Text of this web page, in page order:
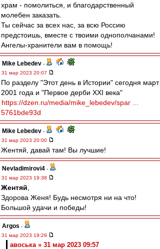
храм - помолиться, и благодарственный
молебен заказать.
Ты сейчас за всех нас, за всю Россию
предстоишь, вместе с твоими однополчанами!
Ангелы-хранители вам в помощь!
Mike Lebedev -
31 мар 2023 20:07
По разделу "Этот день в Истории" сегодня март
2001 года и "Первое дерби XXI века"
https://dzen.ru/media/mike_lebedev/spar ...
5761bde93d
Mike Lebedev -
31 мар 2023 20:00
Жентяй, давай там! Вы лучшие!
Nevladimirovi4 -
31 мар 2023 19:38
Жентяй
Здорова Женя! Будь несмотря ни на что!
Большой удачи и победы!
Argos -
31 мар 2023 19:29
авоська » 31 мар 2023 09:57